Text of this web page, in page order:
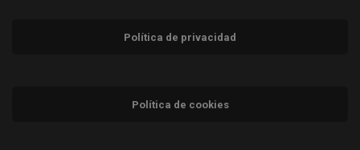
Política de privacidad
Política de cookies